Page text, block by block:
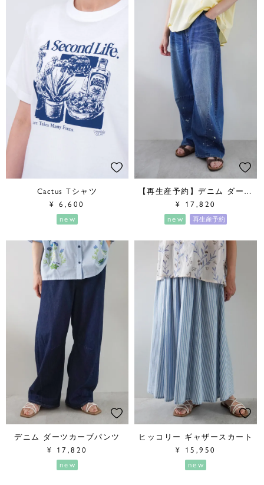
Cactus Tシャツ
¥ 6,600
new
【再生産予約】デニム ダーツカーブパンツ
¥ 17,820
new
再生産予約
デニム ダーツカーブパンツ
¥ 17,820
new
ヒッコリー ギャザースカート
¥ 15,950
new